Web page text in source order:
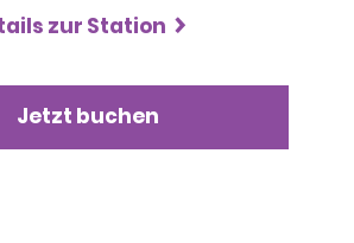
zur Station
Jetzt buchen